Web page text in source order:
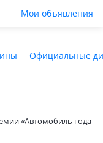
Мои объявления
Официальные
«Автомобиль года